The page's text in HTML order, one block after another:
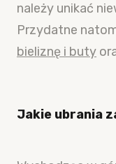
należy unikać
Przydatne
bieliznę i buty
Jakie ubrania